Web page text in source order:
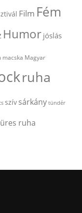
Film Fém
Humor jóslás
macska Magyar
ruha
szív sárkány tündér
üres ruha